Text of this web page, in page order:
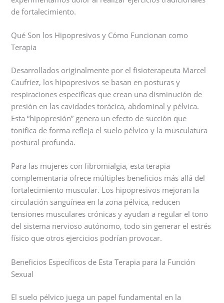
de fortalecimiento.
Qué Son los Hipopresivos y Cómo Funcionan como
Terapia
Desarrollados originalmente por el fisioterapeuta Marcel
Caufriez, los hipopresivos se basan en posturas y
respiraciones específicas que crean una disminución de
presión en las cavidades torácica, abdominal y pélvica.
Esta “hipopresión” genera un efecto de succión que
tonifica de forma refleja el suelo pélvico y la musculatura
postural profunda.
Para las mujeres con fibromialgia, esta terapia
complementaria ofrece múltiples beneficios más allá del
fortalecimiento muscular. Los hipopresivos mejoran la
circulación sanguínea en la zona pélvica, reducen
tensiones musculares crónicas y ayudan a regular el tono
del sistema nervioso autónomo, todo sin generar el estrés
físico que otros ejercicios podrían provocar.
Beneficios Específicos de Esta Terapia para la Función
Sexual
El suelo pélvico juega un papel fundamental en la